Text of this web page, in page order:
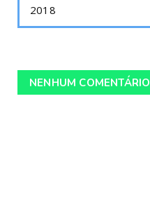
2018
NENHUM COMENTÁRIO